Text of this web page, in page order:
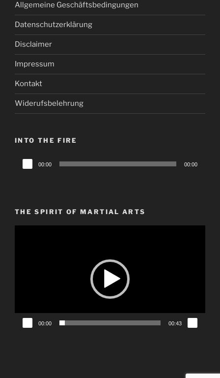
Allgemeine Geschäftsbedingungen
Datenschutzerklärung
Disclaimer
Impressum
Kontakt
Widerufsbelehrung
INTO THE FIRE
Audio-
Player
00:00 00:00
THE SPIRIT OF MARTIAL ARTS
00:00 00:43